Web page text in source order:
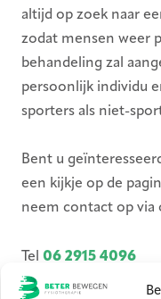
altijd op zoek naar
zodat mensen weer
behandeling zal
persoonlijk individu
sporters als niet-
Bent u
een kijkje op de
neem contact op via
Tel 06 2915 4096
E-mail